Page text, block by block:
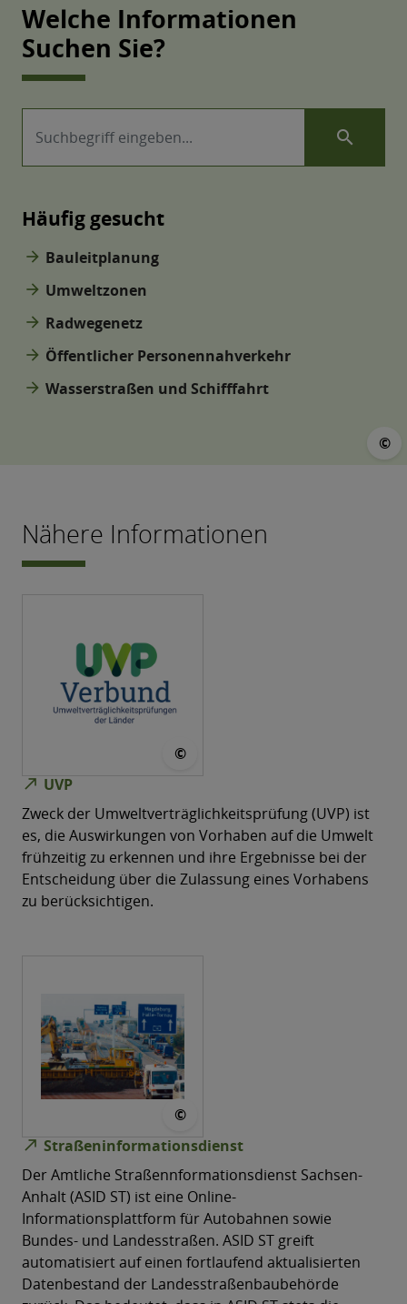
Welche Informationen
Suchen Sie?
search
Häufig gesucht
arrow_forward Bauleitplanung
arrow_forward Umweltzonen
arrow_forward Radwegenetz
arrow_forward Öffentlicher Personennahverkehr
arrow_forward Wasserstraßen und Schifffahrt
©
Nähere Informationen
©
north_east UVP
Zweck der Umweltverträglichkeitsprüfung (UVP) ist
es, die Auswirkungen von Vorhaben auf die Umwelt
frühzeitig zu erkennen und ihre Ergebnisse bei der
Entscheidung über die Zulassung eines Vorhabens
zu berücksichtigen.
©
north_east Straßeninformationsdienst
Der Amtliche Straßennformationsdienst Sachsen-​
Anhalt (ASID ST) ist eine Online-​
Informationsplattform für Autobahnen sowie
Bundes-​ und Landesstraßen. ASID ST greift
automatisiert auf einen fortlaufend aktualisierten
Datenbestand der Landesstraßenbaubehörde